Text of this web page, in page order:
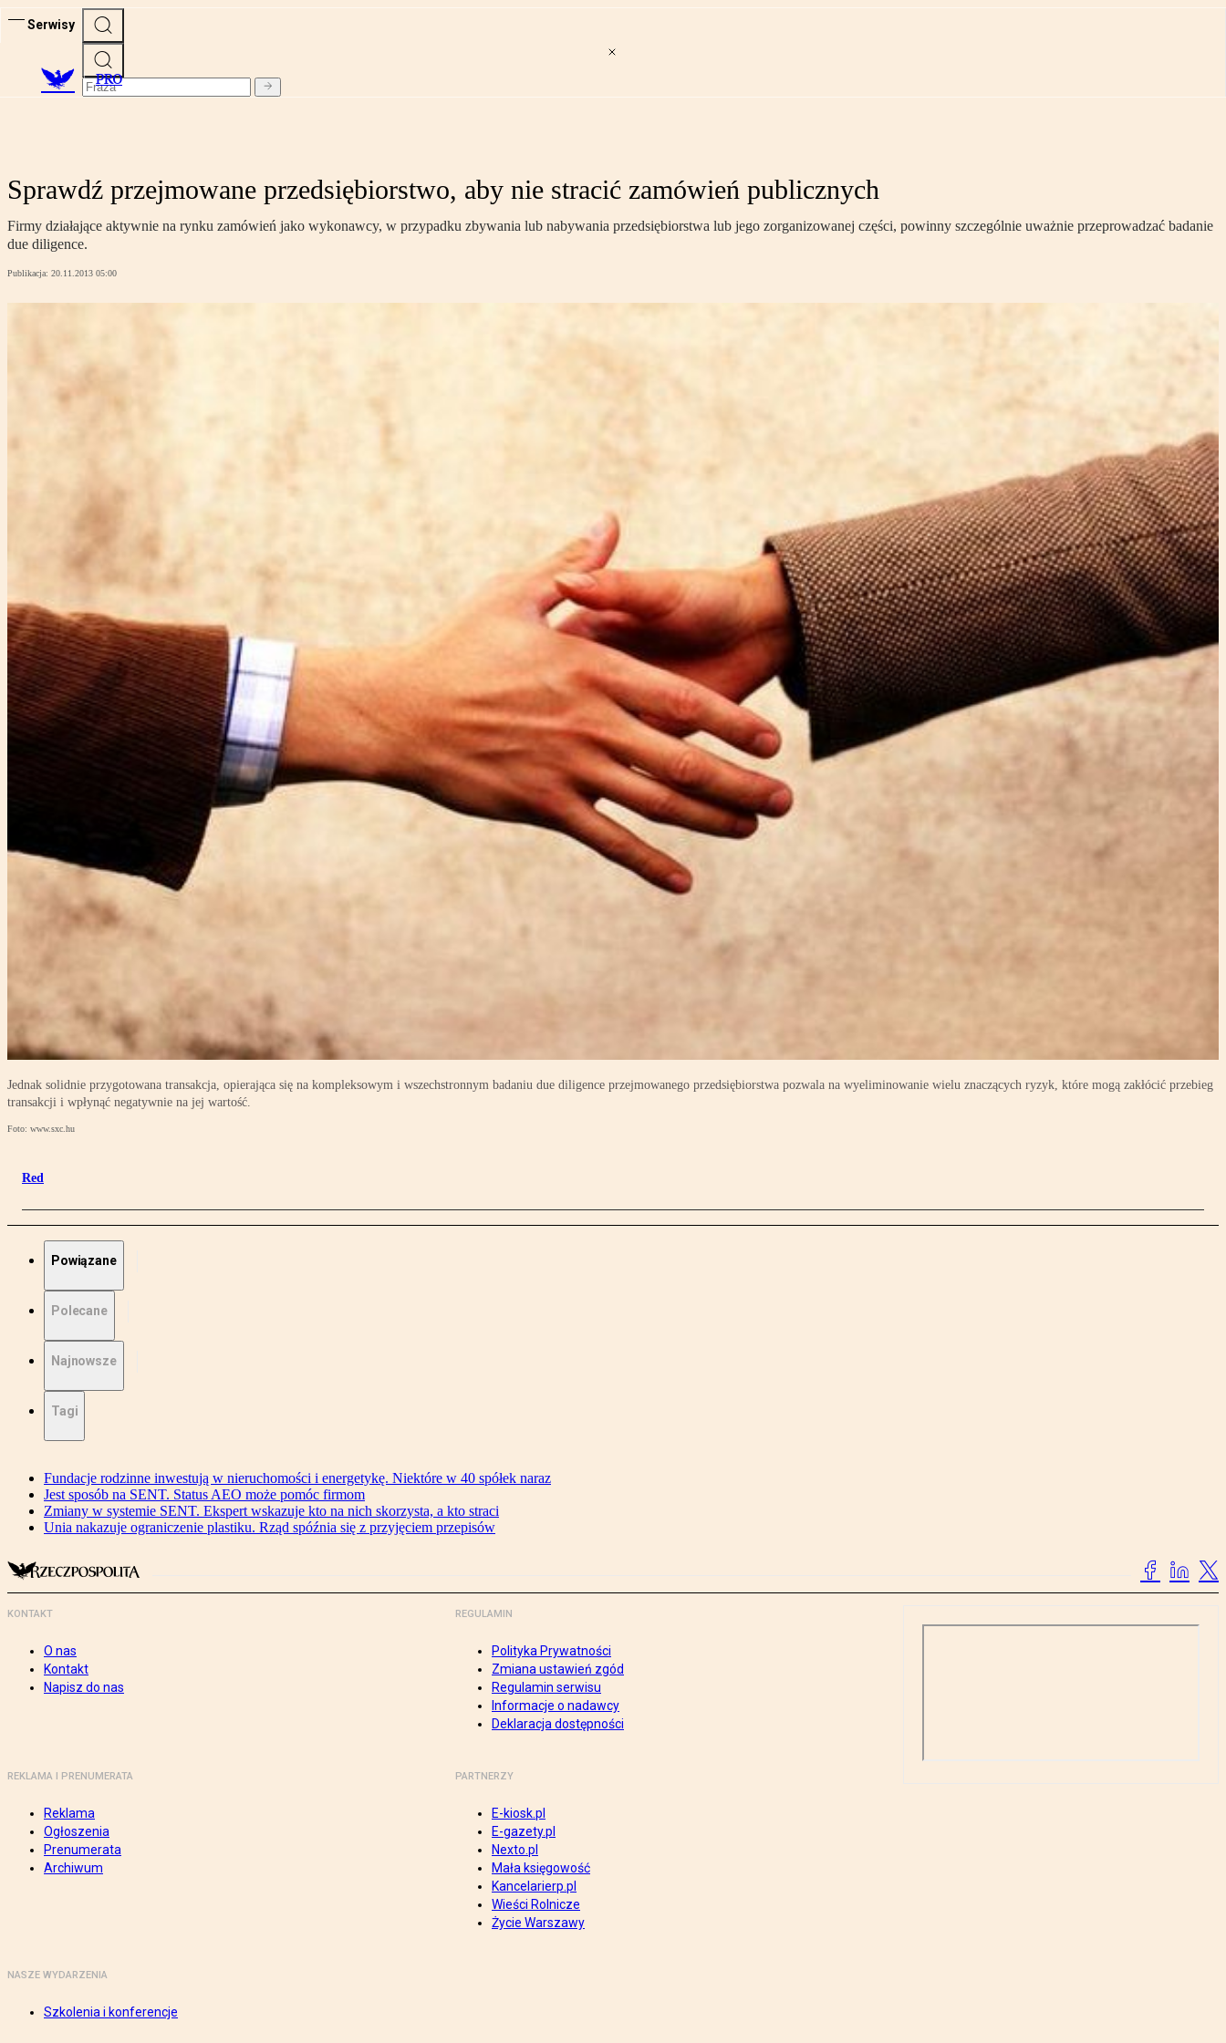
Serwisy
PRO
Sprawdź przejmowane przedsiębiorstwo, aby nie stracić zamówień publicznych
Firmy działające aktywnie na rynku zamówień jako wykonawcy, w przypadku zbywania lub nabywania przedsiębiorstwa lub jego zorganizowanej części, powinny szczególnie uważnie przeprowadzać badanie
due diligence.
Publikacja: 20.11.2013 05:00
Jednak solidnie przygotowana transakcja, opierająca się na kompleksowym i wszechstronnym badaniu due diligence przejmowanego przedsiębiorstwa pozwala na wyeliminowanie wielu znaczących ryzyk, które mogą zakłócić przebieg
transakcji i wpłynąć negatywnie na jej wartość.
Foto: www.sxc.hu
Red
Powiązane
Polecane
Najnowsze
Tagi
Fundacje rodzinne inwestują w nieruchomości i energetykę. Niektóre w 40 spółek naraz
Jest sposób na SENT. Status AEO może pomóc firmom
Zmiany w systemie SENT. Ekspert wskazuje kto na nich skorzysta, a kto straci
Unia nakazuje ograniczenie plastiku. Rząd spóźnia się z przyjęciem przepisów
KONTAKT
O nas
Kontakt
Napisz do nas
REGULAMIN
Polityka Prywatności
Zmiana ustawień zgód
Regulamin serwisu
Informacje o nadawcy
Deklaracja dostępności
REKLAMA I PRENUMERATA
Reklama
Ogłoszenia
Prenumerata
Archiwum
PARTNERZY
E-kiosk.pl
E-gazety.pl
Nexto.pl
Mała księgowość
Kancelarierp.pl
Wieści Rolnicze
Życie Warszawy
NASZE WYDARZENIA
Szkolenia i konferencje